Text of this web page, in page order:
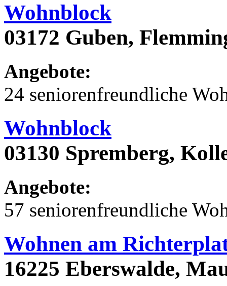
Wohnblock
03172 Guben,
Angebote:
24 seniorenfreundliche
Wohnblock
03130 Spremberg,
Angebote:
57 seniorenfreundliche
Wohnen am
16225 Eberswalde,